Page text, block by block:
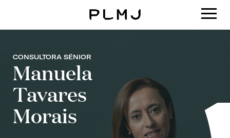
CONSULTORA SÉNIOR
Manuela
Tavares
Morais